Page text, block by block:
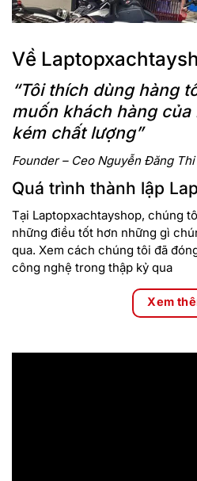
Về
“Tôi thích dùng hàng
muốn khách hàng
kém chất lượng”
Founder – Ceo Nguyễn Đăng Thi
Quá trình thành lập
Tại Laptopxachtayshop, chúng
những điều tốt hơn những gì
qua. Xem cách chúng tôi đã
công nghệ trong thập kỷ qua
Xem